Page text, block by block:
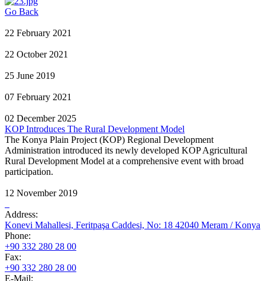
Go Back
22 February 2021
22 October 2021
25 June 2019
07 February 2021
02 December 2025
KOP Introduces The Rural Development Model
The Konya Plain Project (KOP) Regional Development
Administration introduced its newly developed KOP Agricultural
Rural Development Model at a comprehensive event with broad
participation.
12 November 2019
Address:
Konevi Mahallesi, Feritpaşa Caddesi, No: 18 42040 Meram / Konya
Phone:
+90 332 280 28 00
Fax:
+90 332 280 28 00
E-Mail: